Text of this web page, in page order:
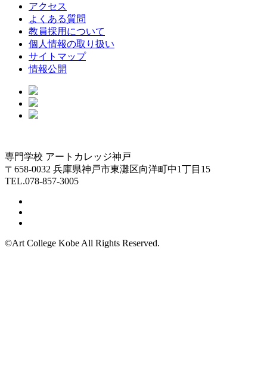
アクセス
よくある質問
教員採用について
個人情報の取り扱い
サイトマップ
情報公開
専門学校 アートカレッジ神戸
〒658-0032 兵庫県神戸市東灘区向洋町中1丁目15
TEL.078-857-3005
©Art College Kobe All Rights Reserved.